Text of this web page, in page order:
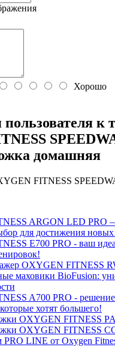
Хорошо
к
домашняя
FITNESS
ARGON LED PRO
для достижения
E700 PRO - ваш
OXYGEN FITNESS
маховики BioFusion:
A700 PRO -
хотят большего!
OXYGEN FITNESS
OXYGEN FITNESS
PRO LINE от Oxygen